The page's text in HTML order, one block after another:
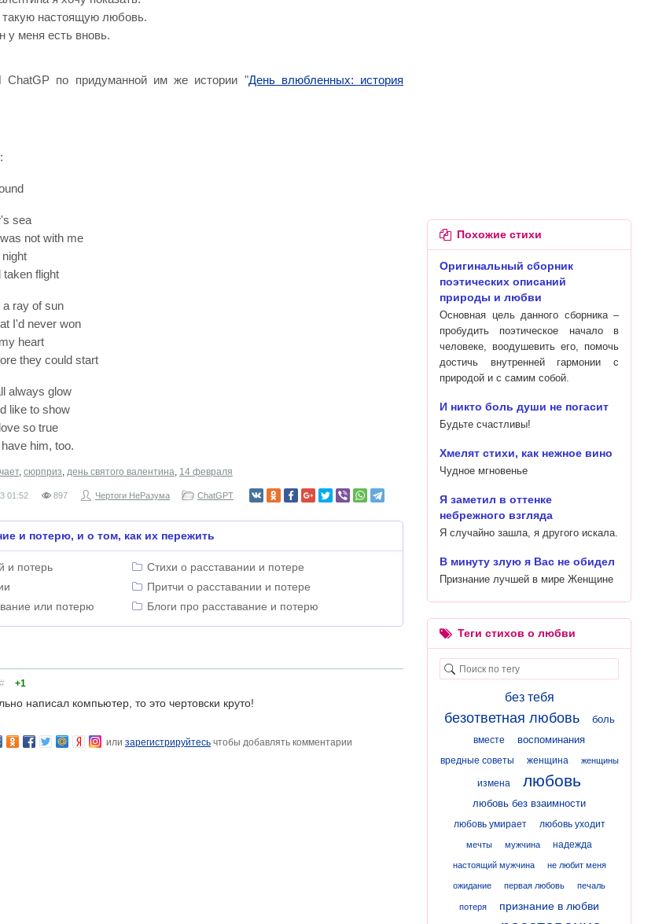
такую настоящую любовь.
у меня есть вновь.
ChatGP по придуманной им же истории "День влюбленных: история
sea
not with me
taken flight
a ray of sun
I'd never won
heart
they could start
always glow
like to show
so true
him, too.
, сюрприз, день святого валентина, 14 февраля
01:52 897 Чертоги НеРазума ChatGPT
и потерю, и о том, как их пережить
и потерь
Стихи о расставании и потере
Притчи о расставании и потере
или потерю
Блоги про расставание и потерю
# +1
написал компьютер, то это чертовски круто!
или зарегистрируйтесь чтобы добавлять комментарии
Похожие стихи
Оригинальный сборник
поэтических описаний
природы и любви
Основная цель данного сборника –
пробудить поэтическое начало в
человеке, воодушевить его, помочь
достичь внутренней гармонии с
природой и с самим собой.
И никто боль души не погасит
Будьте счастливы!
Хмелят стихи, как нежное вино
Чудное мгновенье
Я заметил в оттенке
небрежного взгляда
Я случайно зашла, я другого искала.
В минуту злую я Вас не обидел
Признание лучшей в мире Женщине
Теги стихов о любви
без тебя
безответная любовь боль
вместе воспоминания
вредные советы женщина женщины
измена любовь
любовь без взаимности
любовь умирает любовь уходит
мечты мужчина надежда
настоящий мужчина не любит меня
ожидание первая любовь печаль
потеря признание в любви